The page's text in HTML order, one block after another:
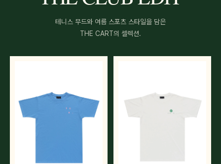
테니스 무드와 여름 스포츠 스타일을 담은
THE CART의 셀렉션.